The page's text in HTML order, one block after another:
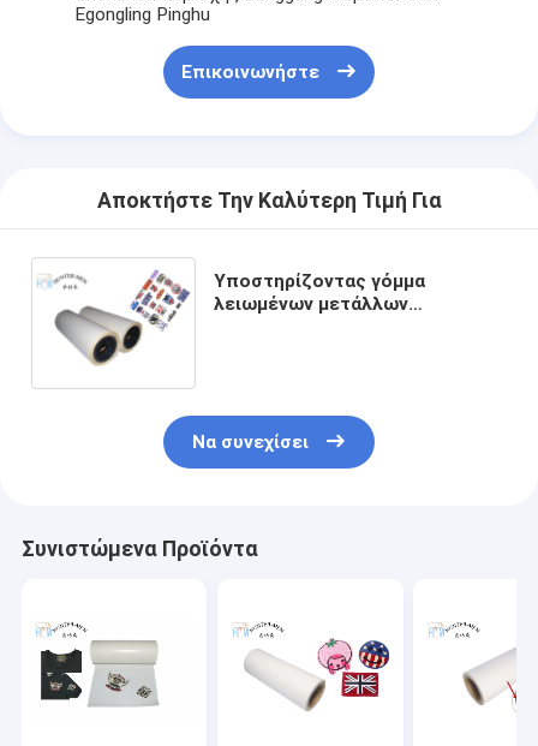
Egongling Pinghu
Επικοινωνήστε
Αποκτήστε Την Καλύτερη Τιμή Για
Υποστηρίζοντας γόμμα
λειωμένων μετάλλων
Να συνεχίσει
Συνιστώμενα Προϊόντα